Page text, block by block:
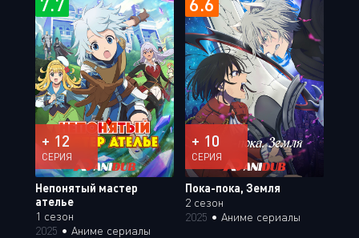
+ 12
СЕРИЯ
Непонятый мастер
ателье
1 сезон
2025 • Аниме сериалы
+ 10
СЕРИЯ
Пока-пока, Земля
2 сезон
2025 • Аниме сериалы